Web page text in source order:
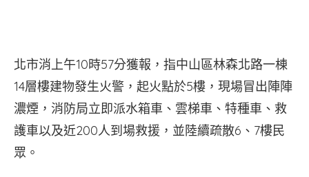
北市消上午10時57分獲報，指中山區林森北路一棟
14層樓建物發生火警，起火點於5樓，現場冒出陣陣
濃煙，消防局立即派水箱車、雲梯車、特種車、救
護車以及近200人到場救援，並陸續疏散6、7樓民
眾。